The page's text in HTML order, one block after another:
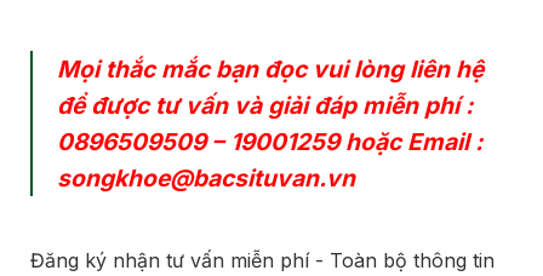
Mọi thắc mắc bạn đọc vui lòng liên hệ
để được tư vấn và giải đáp miễn phí :
0896509509– 19001259hoặc Email :
songkhoe@bacsituvan.vn
Đăng ký nhận tư vấn miễn phí - Toàn bộ thông tin